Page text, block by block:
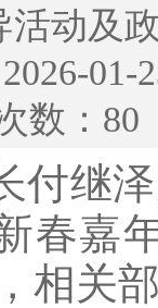
活动及
01-
数：
付继
春嘉
相关